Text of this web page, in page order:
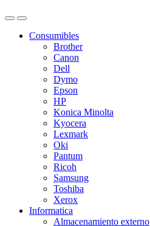
Consumibles
Brother
Canon
Dell
Dymo
Epson
HP
Konica Minolta
Kyocera
Lexmark
Oki
Pantum
Ricoh
Samsung
Toshiba
Xerox
Informatica
Almacenamiento externo